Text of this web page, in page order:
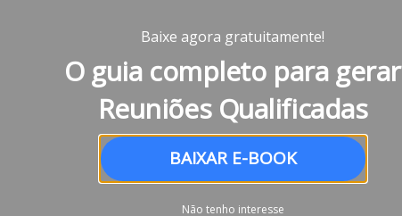
Baixe agora gratuitamente!
O guia completo para gerar
Reuniões Qualificadas
BAIXAR E-BOOK
Não tenho interesse